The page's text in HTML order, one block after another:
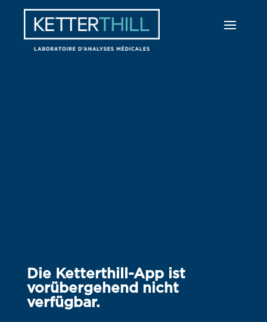
Die Ketterthill-App ist
vorübergehend nicht
verfügbar.